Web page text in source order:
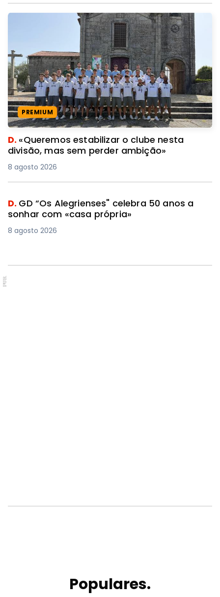
PREMIUM
D. «Queremos estabilizar o clube nesta
divisão, mas sem perder ambição»
8 agosto 2026
D. GD “Os Alegrienses" celebra 50 anos a
sonhar com «casa própria»
8 agosto 2026
PUB.
Populares.